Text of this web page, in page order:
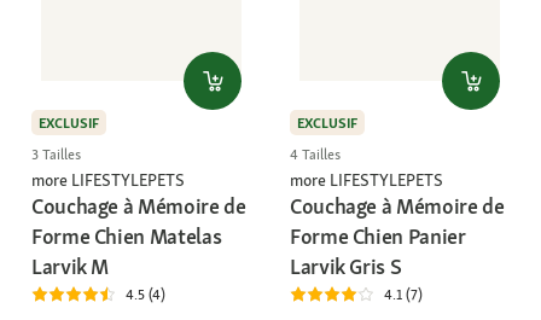
EXCLUSIF
3 Tailles
more LIFESTYLEPETS
Couchage à Mémoire de
Forme Chien Matelas
Larvik M
4.5 (4)
EXCLUSIF
4 Tailles
more LIFESTYLEPETS
Couchage à Mémoire de
Forme Chien Panier
Larvik Gris S
4.1 (7)